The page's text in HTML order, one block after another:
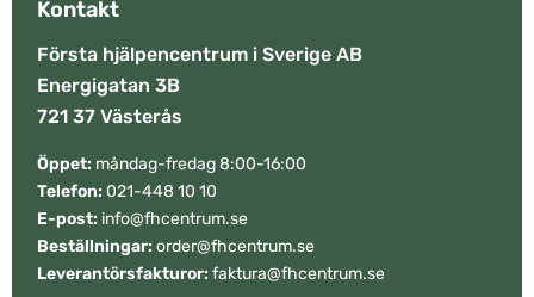
Kontakt
Första hjälpencentrum i Sverige AB
Energigatan 3B
721 37 Västerås
Öppet: måndag-fredag 8:00-16:00
Telefon: 021-448 10 10
E-post: info@fhcentrum.se
Beställningar: order@fhcentrum.se
Leverantörsfakturor: faktura@fhcentrum.se